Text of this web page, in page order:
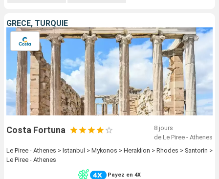
GRÈCE, TURQUIE
Costa Fortuna
8 jours
de Le Piree - Athenes
Le Piree - Athenes > Istanbul > Mykonos > Heraklion > Rhodes > Santorin >
Le Piree - Athenes
Payez en 4X